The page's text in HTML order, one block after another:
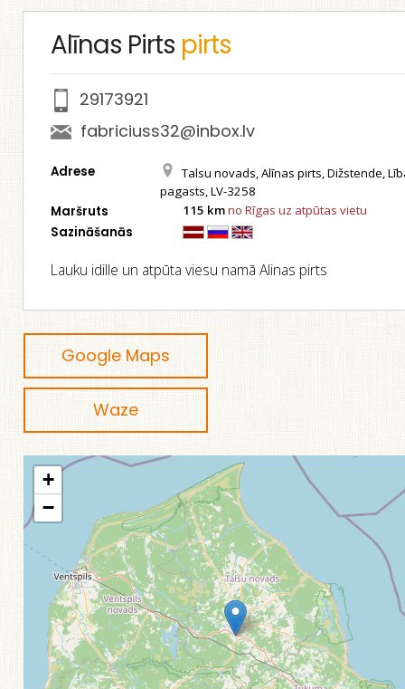
Alīnas Pirts pirts
29173921
fabriciuss32@inbox.lv
Adrese
Talsu novads, Alīnas pirts, Dižstende,
pagasts, LV-3258
Maršruts 115 kmno Rīgas uz atpūtas vietu
Sazināšanās
Lauku idille un atpūta viesu namā Alinas pirts
Google Maps
Waze
+
−